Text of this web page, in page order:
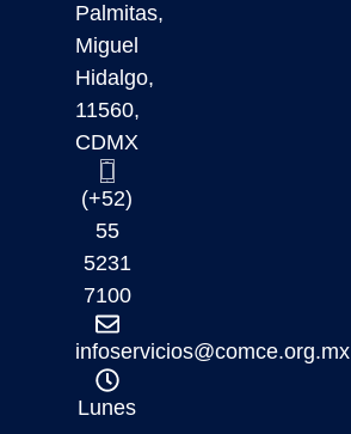
Palmitas,
Miguel
Hidalgo,
11560,
CDMX
(+52)
55
5231
7100
infoservicios@comce.org.mx
Lunes